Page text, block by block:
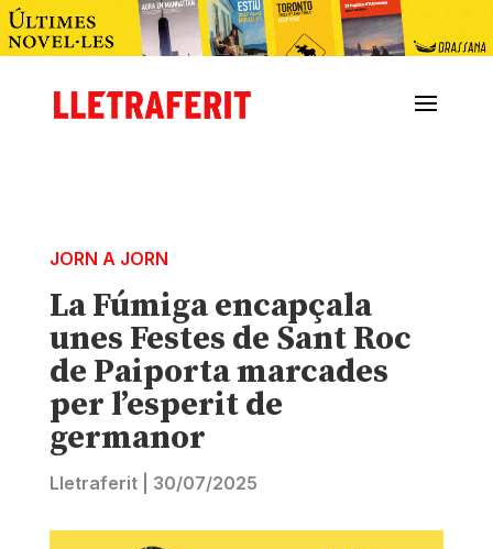
JORN A JORN
La Fúmiga encapçala
unes Festes de Sant Roc
de Paiporta marcades
per l’esperit de
germanor
Lletraferit| 30/07/2025